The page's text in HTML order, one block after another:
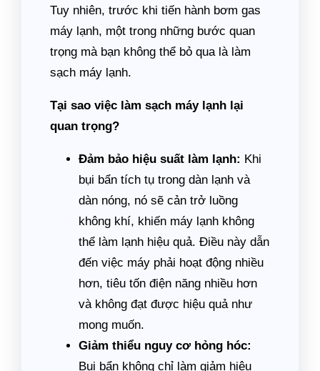
Tuy nhiên, trước khi tiến hành bơm gas
máy lạnh, một trong những bước quan
trọng mà bạn không thể bỏ qua là làm
sạch máy lạnh.
Tại sao việc làm sạch máy lạnh lại
quan trọng?
Đảm bảo hiệu suất làm lạnh: Khi
bụi bẩn tích tụ trong dàn lạnh và
dàn nóng, nó sẽ cản trở luồng
không khí, khiến máy lạnh không
thể làm lạnh hiệu quả. Điều này dẫn
đến việc máy phải hoạt động nhiều
hơn, tiêu tốn điện năng nhiều hơn
và không đạt được hiệu quả như
mong muốn.
Giảm thiểu nguy cơ hỏng hóc:
Bụi bẩn không chỉ làm giảm hiệu